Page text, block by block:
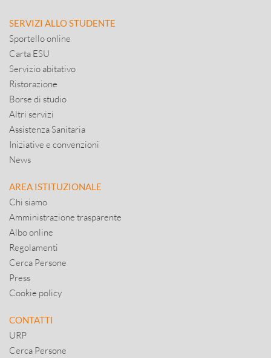
SERVIZI ALLO STUDENTE
Sportello online
Carta ESU
Servizio abitativo
Ristorazione
Borse di studio
Altri servizi
Assistenza Sanitaria
Iniziative e convenzioni
News
AREA ISTITUZIONALE
Chi siamo
Amministrazione trasparente
Albo online
Regolamenti
Cerca Persone
Press
Cookie policy
CONTATTI
URP
Cerca Persone